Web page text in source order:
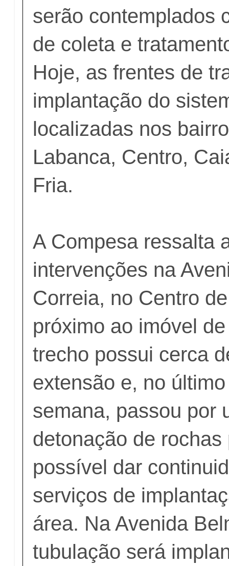
serão contemplados
de coleta e
Hoje, as frentes de
implantação do
localizadas nos
Labanca, Centro,
Fria.
A Compesa ressalta
intervenções na
Correia, no Centro
próximo ao imóvel
trecho possui cerca
extensão e, no
semana, passou por
detonação de
possível dar
serviços de
área. Na Avenida
tubulação será